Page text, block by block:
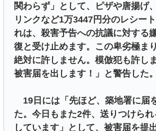
関わらず」として、ピザや唐揚げ
リンクなど1万3447円分のレシー
れは、殺害予告への抗議に対する
復と受け止めます。この卑劣極ま
絶対に許しません。模倣犯も許し
被害届を出します！」と警告した。
19日には「先ほど、築地署に届
た。今日もまた2件、送りつけら
しています」として、被害届を提